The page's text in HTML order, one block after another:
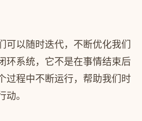
可以随时迭代，不断优化我们
环系统，它不是在事情结束后
过程中不断运行，帮助我们时
动。